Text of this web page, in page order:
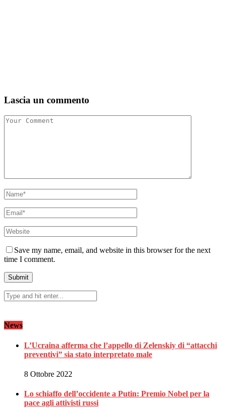
Lascia un commento
Save my name, email, and website in this browser for the next
time I comment.
News
L’Ucraina afferma che l’appello di Zelenskiy di “attacchi
preventivi” sia stato interpretato male
8 Ottobre 2022
Lo schiaffo dell’occidente a Putin: Premio Nobel per la
pace agli attivisti russi